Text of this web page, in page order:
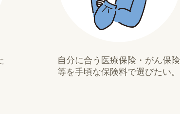
自分に合う医療保険・がん保険
等を手頃な保険料で選びたい。